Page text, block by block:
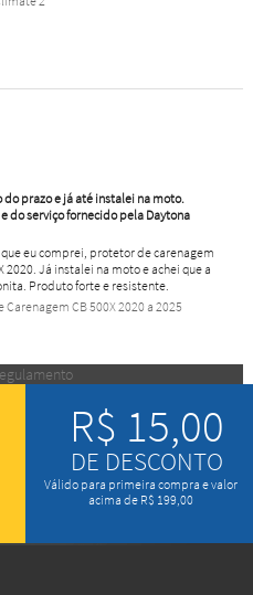
prazo e já até instalei na moto.
do serviço fornecido pela Daytona
eu comprei, protetor de carenagem
2020. Já instalei na moto e achei que a
Produto forte e resistente.
CB 500X 2020 a 2025
R$ 15,00
DE DESCONTO
Válido para primeira compra e valor
acima de R$ 199,00